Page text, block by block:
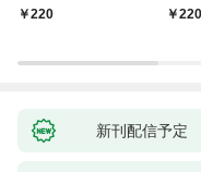
くんのイキすぎた執着
220
ッチ
220
新刊配信予定